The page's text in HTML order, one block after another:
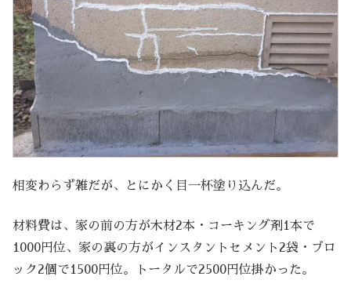
相変わらず雑だが、とにかく目一杯塗り込んだ。
材料費は、家の前の方が木材2本・コーキング剤1本で
1000円位、家の裏の方がインスタントセメント2袋・ブロ
ック2個で1500円位。トータルで2500円位掛かった。